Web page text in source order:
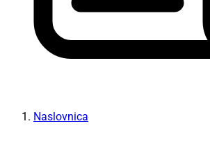
Naslovnica